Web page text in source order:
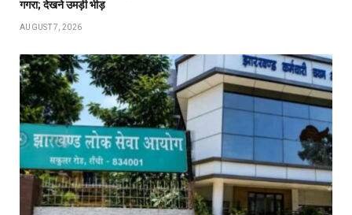
गगरा; देखने उमड़ी भीड़
AUGUST 7, 2026